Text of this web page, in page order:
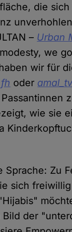
die
– Urban
we
wir für
oder
wie sie
Zu
sich
der